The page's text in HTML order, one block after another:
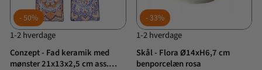
50%
1-2 hverdage
Conzept - Fad keramik med
mønster 21x13x2,5 cm ass.
33%
1-2 hverdage
Skål - Flora Ø14xH6,7 cm
benporcelæn rosa